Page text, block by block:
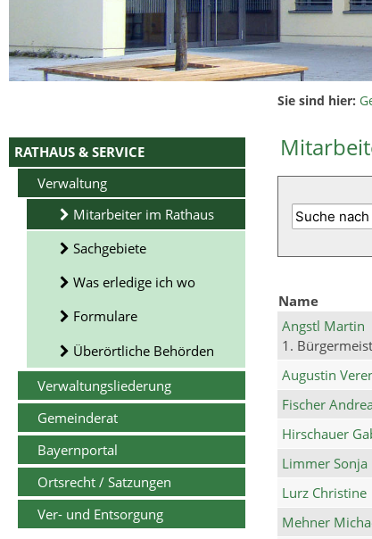
RATHAUS & SERVICE
Verwaltung
Mitarbeiter im Rathaus
Sachgebiete
Was erledige ich wo
Formulare
Überörtliche Behörden
Verwaltungsliederung
Gemeinderat
Bayernportal
Ortsrecht / Satzungen
Ver- und Entsorgung
Sie sind hier:
Name
Angstl Martin
1.
Augustin
Fischer Andrea
Hirschauer
Limmer Sonja
Lurz Christine
Mehner